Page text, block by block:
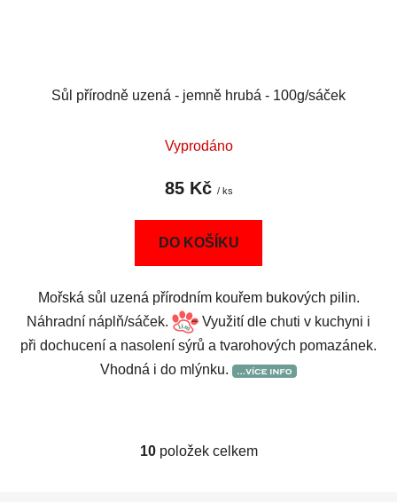
Sůl přírodně uzená - jemně hrubá - 100g/sáček
Vyprodáno
85 Kč / ks
DO KOŠÍKU
Mořská sůl uzená přírodním kouřem bukových pilin.
Náhradní náplň/sáček.
Využití dle chuti v kuchyni i
při dochucení a nasolení sýrů a tvarohových pomazánek.
Vhodná i do mlýnku.
O
10položek celkem